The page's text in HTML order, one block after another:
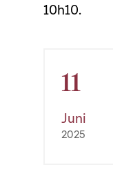
10h10.
11
Juni
2025